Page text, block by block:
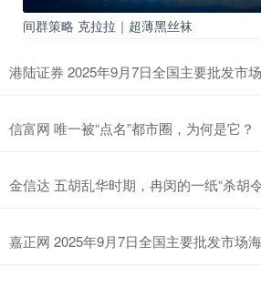
间群策略 克拉拉｜超薄黑丝袜
港陆证券 2025年9月7日全国主要批发市
信富网 唯一被“点名”都市圈，为何是它？
金信达 五胡乱华时期，冉闵的一纸“杀胡
嘉正网 2025年9月7日全国主要批发市场